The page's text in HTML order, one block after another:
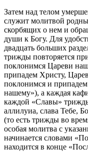
Затем над телом
служит молитвой
скорбящих о нем и
души к Богу. Для
двадцать больших
трижды повторяется
поклонимся Цареви
припадем Христу,
поклонимся и
нашему»), а каждая
каждой «Славы»
аллилуиа, слава Тебе,
(то есть трижды во
особая молитва с
начинается словами
находится в конце